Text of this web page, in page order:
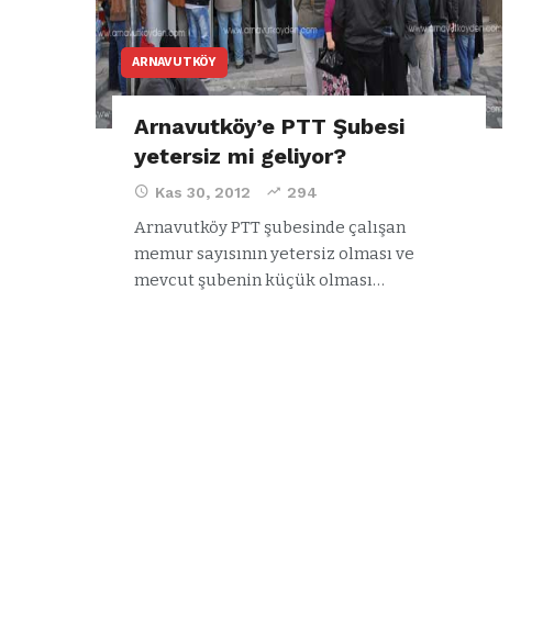
ARNAVUTKÖY
Arnavutköy’e PTT Şubesi
yetersiz mi geliyor?
Kas 30, 2012 294
Arnavutköy PTT şubesinde çalışan
memur sayısının yetersiz olması ve
mevcut şubenin küçük olması…